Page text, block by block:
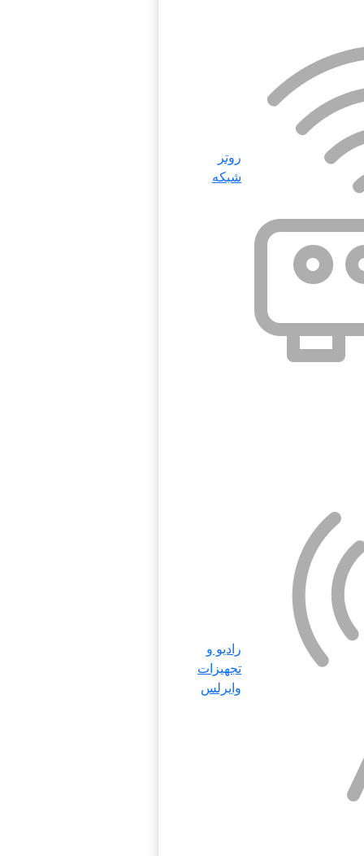
روتر
شبکه
رادیو و
تجهیزات
وایرلس